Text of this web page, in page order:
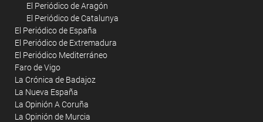
El Periódico de Aragón
El Periódico de Catalunya
El Periódico de España
El Periódico de Extremadura
El Periódico Mediterráneo
Faro de Vigo
La Crónica de Badajoz
La Nueva España
La Opinión A Coruña
La Opinión de Murcia